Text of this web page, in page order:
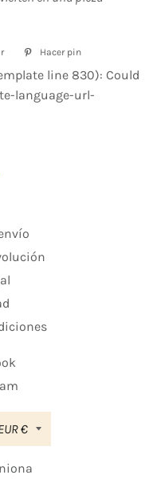
TuitearHacer pin
en
line 830): Could
language-url-
€